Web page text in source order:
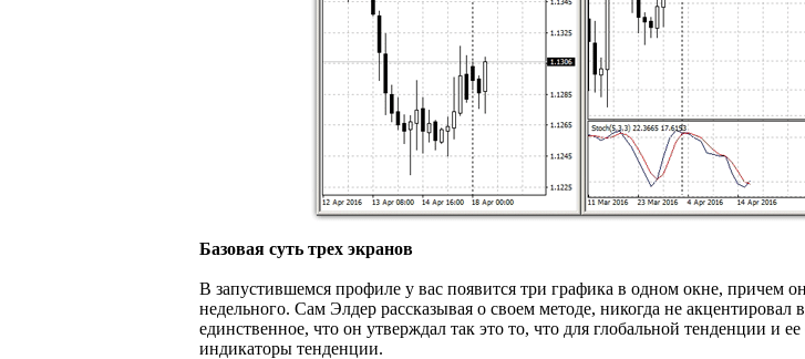
Базовая суть трех экранов
В запустившемся профиле у вас появится три графика в одном окне, причем
недельного. Сам Элдер рассказывая о своем методе, никогда не
единственное, что он утверждал так это то, что для глобальной тенденции и
индикаторы тенденции.